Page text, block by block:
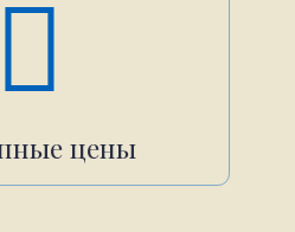
цены